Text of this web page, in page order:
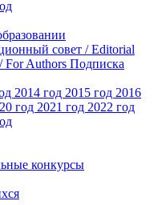
совет / Editorial
For Authors Подписка
2014 год 2015 год 2016
год 2021 год 2022 год
конкурсы